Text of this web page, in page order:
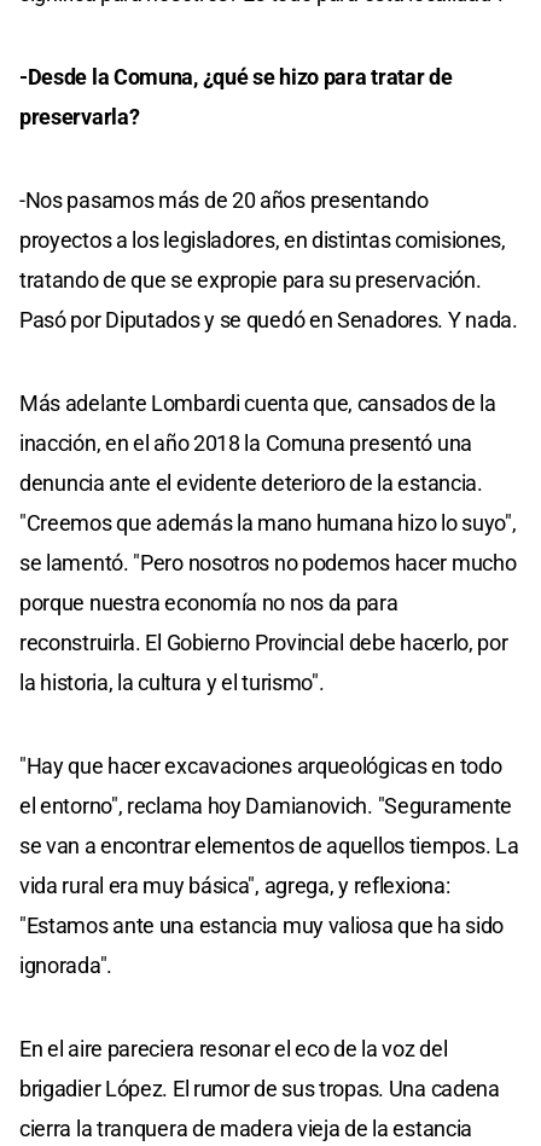
-Desde la Comuna, ¿qué se hizo para tratar de
preservarla?
-Nos pasamos más de 20 años presentando
proyectos a los legisladores, en distintas comisiones,
tratando de que se expropie para su preservación.
Pasó por Diputados y se quedó en Senadores. Y nada.
Más adelante Lombardi cuenta que, cansados de la
inacción, en el año 2018 la Comuna presentó una
denuncia ante el evidente deterioro de la estancia.
"Creemos que además la mano humana hizo lo suyo",
se lamentó. "Pero nosotros no podemos hacer mucho
porque nuestra economía no nos da para
reconstruirla. El Gobierno Provincial debe hacerlo, por
la historia, la cultura y el turismo".
"Hay que hacer excavaciones arqueológicas en todo
el entorno", reclama hoy Damianovich. "Seguramente
se van a encontrar elementos de aquellos tiempos. La
vida rural era muy básica", agrega, y reflexiona:
"Estamos ante una estancia muy valiosa que ha sido
ignorada".
En el aire pareciera resonar el eco de la voz del
brigadier López. El rumor de sus tropas. Una cadena
cierra la tranquera de madera vieja de la estancia